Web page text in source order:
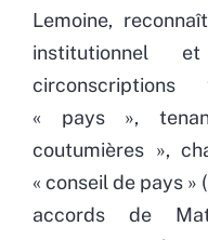
Lemoine,
circonscriptions
« pays »,
coutumières »,
« conseil de pays »
accords de